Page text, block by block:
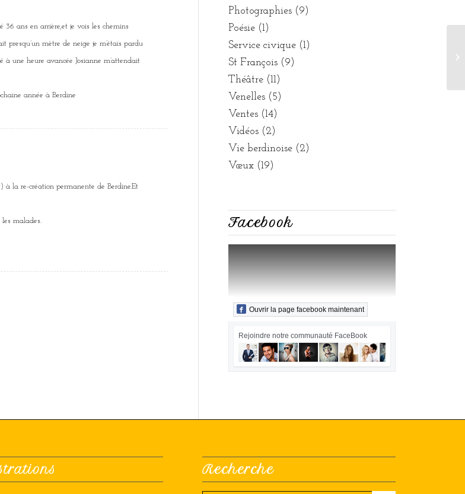
36 ans en arrière,et je vois les chemins
presqu’un mètre de neige je m’étais pardu
à une heure avancée Josianne m’attendait
année à Berdine
à la re-création permanente de Berdine.Et
les malades.
Photographies(9)
Poésie(1)
Service civique(1)
St François(9)
Théâtre(11)
Venelles(5)
Ventes(14)
Vidéos(2)
Vie berdinoise(2)
Vœux(19)
Facebook
Ouvrir la page facebook maintenant
Rejoindre notre communauté FaceBook
Recherche